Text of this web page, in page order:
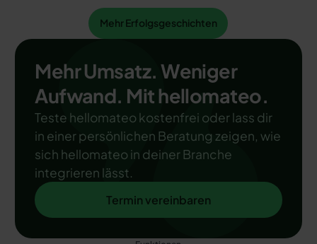
Mehr Erfolgsgeschichten
Mehr Erfolgsgeschichten
Mehr Umsatz. Weniger
Aufwand. Mit hellomateo.
Teste hellomateo kostenfrei oder lass dir
in einer persönlichen Beratung zeigen, wie
sich hellomateo in deiner Branche
integrieren lässt.
Termin vereinbaren
Termin vereinbaren